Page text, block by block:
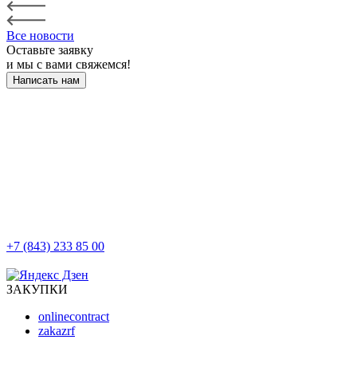
Все новости
Оставьте заявку
и мы с вами свяжемся!
Написать нам
+7 (843) 233 85 00
ЗАКУПКИ
onlinecontract
zakazrf